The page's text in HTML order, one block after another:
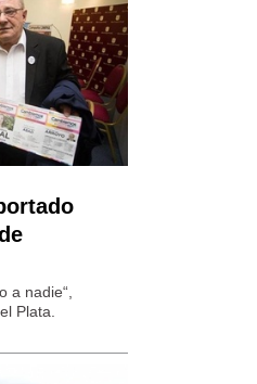
a nadie“,
Plata.